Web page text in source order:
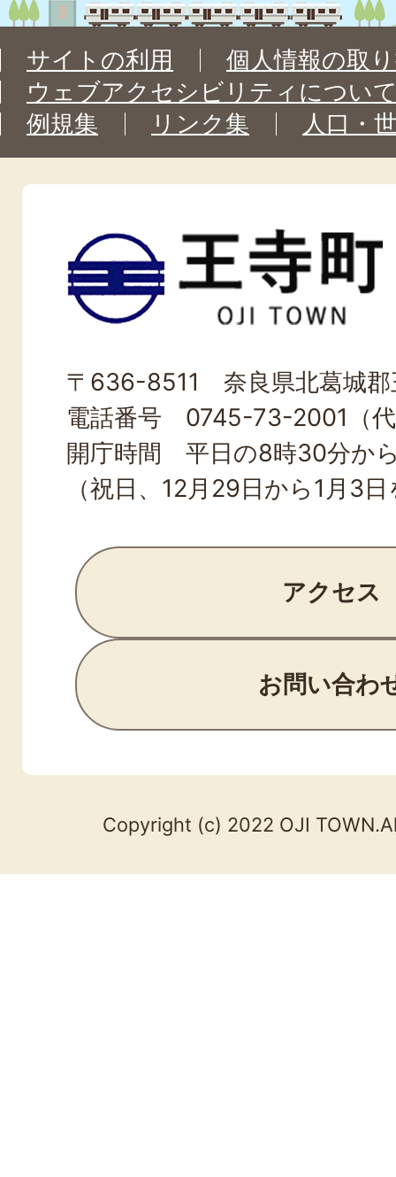
サイトの利用
個人情報の取
ウェブアクセシビリティについ
例規集
リンク集 人口・
王
寺
町
TOWN
〒636-8511 奈良県北葛城郡
電話番号 0745-73-2001（
開庁時間 平日の8時30分か
（祝日、12月29日から1月3
アクセス
お問い合わ
Copyright (c) 2022 OJI